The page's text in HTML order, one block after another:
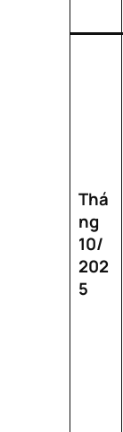
Thá
ng
10/
202
5